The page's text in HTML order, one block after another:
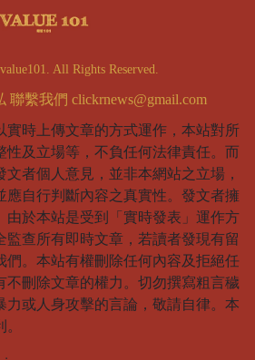
All Rights Reserved.
聯繫我們 clickrnews@gmail.com
實時上傳文章的方式運作，本站對所
性及立場等，不負任何法律責任。而
者個人意見，並非本網站之立場，
應自行判斷內容之真實性。發文者擁
由於本站是受到「實時發表」運作方
監查所有即時文章，若讀者發現有留
們。本站有權刪除任何內容及拒絕任
不刪除文章的權力。切勿撰寫粗言穢
力或人身攻擊的言論，敬請自律。本